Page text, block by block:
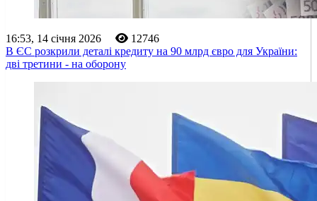
16:53, 14 січня 2026
12746
В ЄС розкрили деталі кредиту на 90 млрд євро для України:
дві третини - на оборону